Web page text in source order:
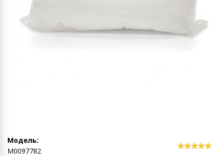
Модель:
М0097782